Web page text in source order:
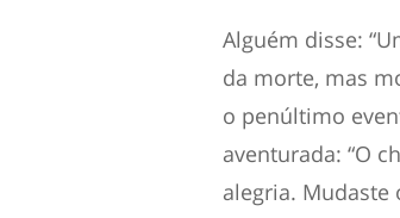
Alguém disse:
da morte, mas
o penúltimo
aventurada: “O
alegria. Mudaste